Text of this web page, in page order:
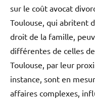
sur le coût avocat
Toulouse, qui abritent
droit de la famille,
différentes de celles
Toulouse, par leur
instance, sont en
affaires complexes,